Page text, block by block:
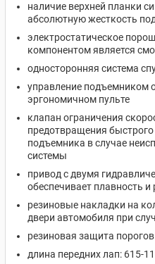
наличие верхней планки
абсолютную жесткость
электростатическое
компонентом является
односторонняя система
управление подъемником
эргономичном пульте
клапан ограничения
предотвращения быстрого
подъемника в случае
системы
привод с двумя
обеспечивает плавность
резиновые накладки на
двери автомобиля при
резиновая защита порогов
длина передних лап: 615-